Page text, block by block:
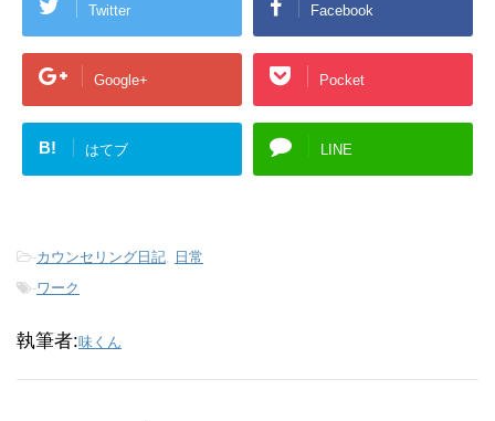
Twitter Facebook
Google+ Pocket
B! はてブ LINE
-カウンセリング日記, 日常
-ワーク
執筆者:味くん